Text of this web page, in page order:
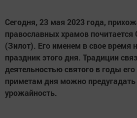
Сегодня, 23 мая 2023 года,
православных храмов
(Зилот). Его именем в свое время
праздник этого дня. Традиции
деятельностью святого в годы
приметам дня можно предугадать
урожайность.